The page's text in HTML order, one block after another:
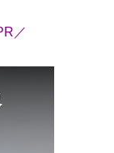
／